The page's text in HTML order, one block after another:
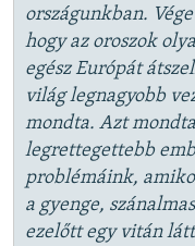
országunkban.
hogy az oroszok
egész Európát
világ legnagyobb
mondta. Azt
legrettegettebb
problémáink,
a gyenge,
ezelőtt egy vitán